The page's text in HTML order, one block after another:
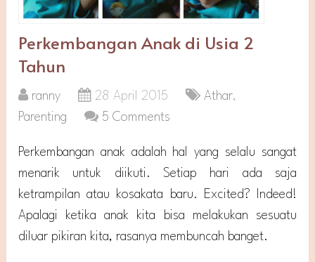
Perkembangan Anak di Usia 2
Tahun
ranny 28 April 2015 Athar,
Parenting
5 Comments
Perkembangan anak adalah hal yang selalu sangat
menarik untuk diikuti. Setiap hari ada saja
ketrampilan atau kosakata baru. Excited? Indeed!
Apalagi ketika anak kita bisa melakukan sesuatu
diluar pikiran kita, rasanya membuncah banget.